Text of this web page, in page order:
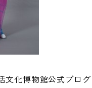
文化博物館公式ブログ